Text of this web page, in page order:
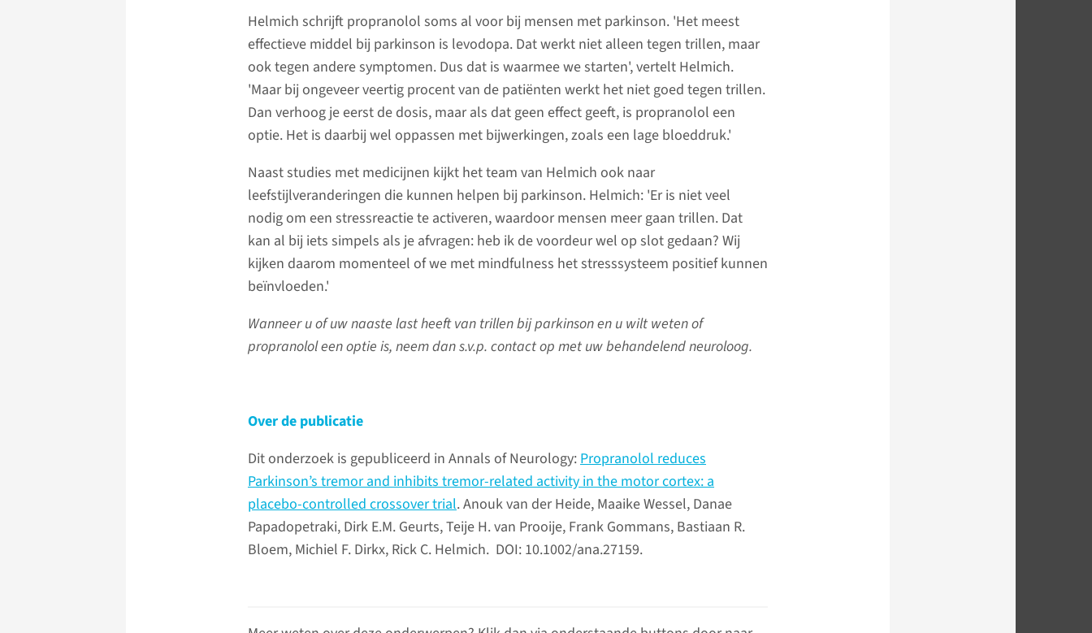
Helmich schrijft propranolol soms al voor bij mensen met parkinson. 'Het meest
effectieve middel bij parkinson is levodopa. Dat werkt niet alleen tegen trillen, maar
ook tegen andere symptomen. Dus dat is waarmee we starten', vertelt Helmich.
'Maar bij ongeveer veertig procent van de patiënten werkt het niet goed tegen trillen.
Dan verhoog je eerst de dosis, maar als dat geen effect geeft, is propranolol een
optie. Het is daarbij wel oppassen met bijwerkingen, zoals een lage bloeddruk.'
Naast studies met medicijnen kijkt het team van Helmich ook naar
leefstijlveranderingen die kunnen helpen bij parkinson. Helmich: 'Er is niet veel
nodig om een stressreactie te activeren, waardoor mensen meer gaan trillen. Dat
kan al bij iets simpels als je afvragen: heb ik de voordeur wel op slot gedaan? Wij
kijken daarom momenteel of we met mindfulness het stresssysteem positief kunnen
beïnvloeden.'
Wanneer u of uw naaste last heeft van trillen bij parkinson en u wilt weten of
propranolol een optie is, neem dan s.v.p. contact op met uw behandelend neuroloog.
Over de publicatie
Dit onderzoek is gepubliceerd in Annals of Neurology:Propranolol reduces
Parkinson’s tremor and inhibits tremor-related activity in the motor cortex: a
placebo-controlled crossover trial. Anouk van der Heide, Maaike Wessel, Danae
Papadopetraki, Dirk E.M. Geurts, Teije H. van Prooije, Frank Gommans, Bastiaan R.
Bloem, Michiel F. Dirkx, Rick C. Helmich. DOI: 10.1002/ana.27159.